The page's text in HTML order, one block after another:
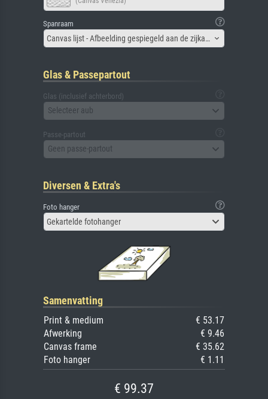
Spanraam
Canvas lijst - Afbeelding gespiegeld aan de zijkant
Glas & Passepartout
Glas (inclusief achterbord)
Selecteer aub
Passe-partout
Geen passe-partout
Diversen & Extra's
Foto hanger
Gekartelde fotohanger
Samenvatting
Print & medium
€ 53.17
Afwerking
€ 9.46
Canvas frame
€ 35.62
Foto hanger
€ 1.11
€ 99.37